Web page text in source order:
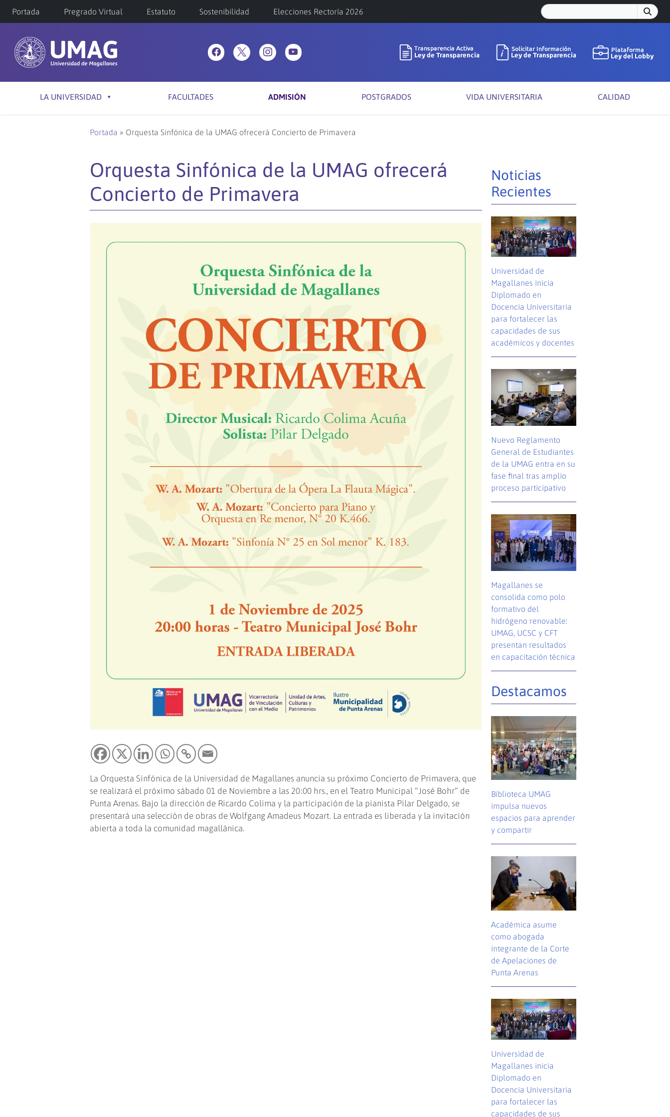
Portada Pregrado Virtual Estatuto Sostenibilidad Elecciones Rectoría 2026
LA UNIVERSIDAD FACULTADES ADMISIÓN POSTGRADOS VIDA UNIVERSITARIA CALIDAD
Portada » Orquesta Sinfónica de la UMAG ofrecerá Concierto de Primavera
Orquesta Sinfónica de la UMAG ofrecerá
Concierto de Primavera
La Orquesta Sinfónica de la Universidad de Magallanes anuncia su próximo Concierto de Primavera, que
se realizará el próximo sábado 01 de Noviembre a las 20:00 hrs., en el Teatro Municipal “José Bohr” de
Punta Arenas. Bajo la dirección de Ricardo Colima y la participación de la pianista Pilar Delgado, se
presentará una selección de obras de Wolfgang Amadeus Mozart. La entrada es liberada y la invitación
abierta a toda la comunidad magallánica.
Noticias
Recientes
Universidad de
Magallanes inicia
Diplomado en
Docencia Universitaria
para fortalecer las
capacidades de sus
académicos y docentes
Nuevo Reglamento
General de Estudiantes
de la UMAG entra en su
fase final tras amplio
proceso participativo
Magallanes se
consolida como polo
formativo del
hidrógeno renovable:
UMAG, UCSC y CFT
presentan resultados
en capacitación técnica
Destacamos
Biblioteca UMAG
impulsa nuevos
espacios para aprender
y compartir
Académica asume
como abogada
integrante de la Corte
de Apelaciones de
Punta Arenas
Universidad de
Magallanes inicia
Diplomado en
Docencia Universitaria
para fortalecer las
capacidades de sus